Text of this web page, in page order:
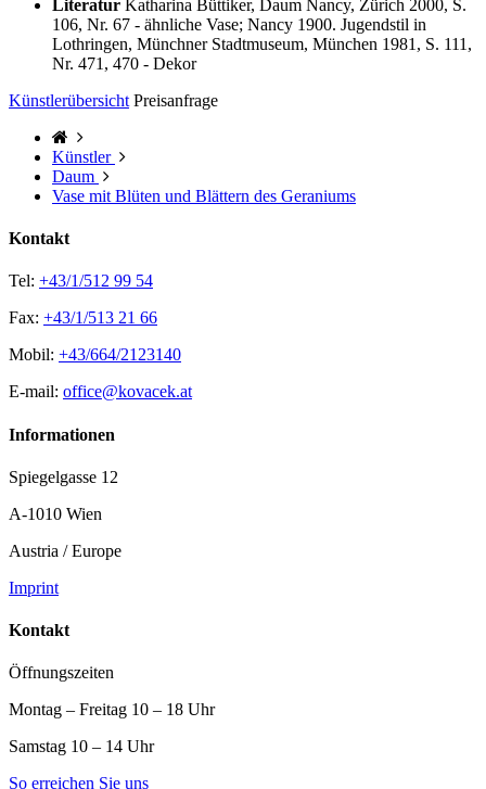
Literatur Katharina Büttiker, Daum Nancy, Zürich 2000, S.
106, Nr. 67 - ähnliche Vase; Nancy 1900. Jugendstil in
Lothringen, Münchner Stadtmuseum, München 1981, S. 111,
Nr. 471, 470 - Dekor
Künstlerübersicht Preisanfrage
Künstler
Daum
Vase mit Blüten und Blättern des Geraniums
Kontakt
Tel: +43/1/512 99 54
Fax: +43/1/513 21 66
Mobil: +43/664/2123140
E-mail: office@kovacek.at
Informationen
Spiegelgasse 12
A-1010 Wien
Austria / Europe
Imprint
Kontakt
Öffnungszeiten
Montag – Freitag 10 – 18 Uhr
Samstag 10 – 14 Uhr
So erreichen Sie uns